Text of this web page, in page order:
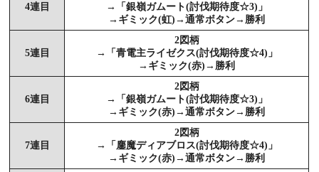
4連目
→「銀嶺ガムート(討伐期待度☆3)」
→ギミック(虹)→通常ボタン→勝利
5連目
2図柄
→「青電主ライゼクス(討伐期待度☆4)」
→ギミック(赤)→勝利
6連目
2図柄
→「銀嶺ガムート(討伐期待度☆3)」
→ギミック(赤)→通常ボタン→勝利
7連目
2図柄
→「鏖魔ディアブロス(討伐期待度☆4)」
→ギミック(赤)→通常ボタン→勝利